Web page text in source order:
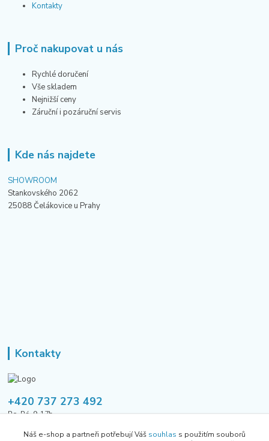
Kontakty
Proč nakupovat u nás
Rychlé doručení
Vše skladem
Nejnižší ceny
Záruční i pozáruční servis
Kde nás najdete
SHOWROOM
Stankovského 2062
25088 Čelákovice u Prahy
Kontakty
+420 737 273 492
Po-Pá, 9-17h
tusavmanagement@gmail.com
Náš e-shop a partneři potřebují Váš souhlas s použitím souborů